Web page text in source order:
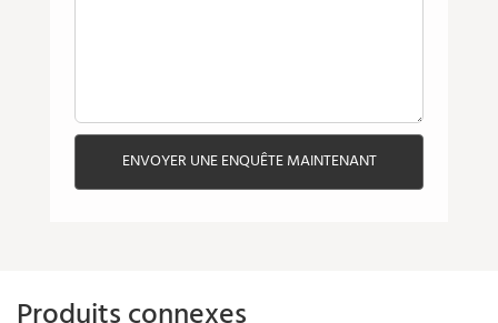
ENVOYER UNE ENQUÊTE MAINTENANT